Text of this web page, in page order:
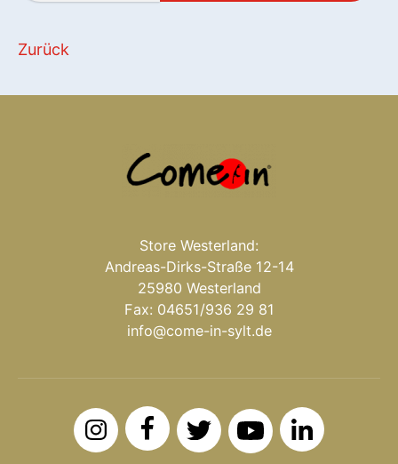
Zurück
Store Westerland:
Andreas-Dirks-Straße 12-14
25980 Westerland
Fax: 04651/936 29 81
info@come-in-sylt.de